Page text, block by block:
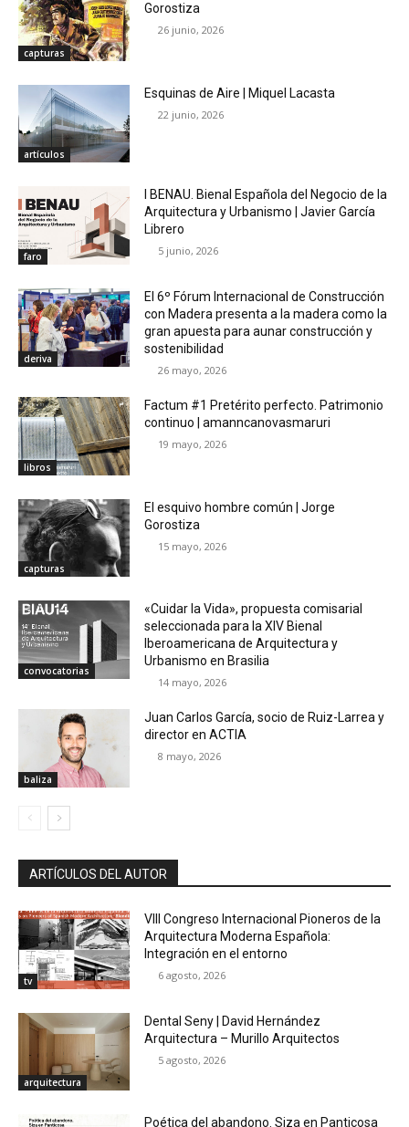
capturas
Gorostiza
26 junio, 2026
artículos
Esquinas de Aire | Miquel Lacasta
22 junio, 2026
faro
I BENAU. Bienal Española del Negocio de la
Arquitectura y Urbanismo | Javier García
Librero
5 junio, 2026
deriva
El 6º Fórum Internacional de Construcción
con Madera presenta a la madera como la
gran apuesta para aunar construcción y
sostenibilidad
26 mayo, 2026
libros
Factum #1 Pretérito perfecto. Patrimonio
continuo | amanncanovasmaruri
19 mayo, 2026
capturas
El esquivo hombre común | Jorge
Gorostiza
15 mayo, 2026
convocatorias
«Cuidar la Vida», propuesta comisarial
seleccionada para la XIV Bienal
Iberoamericana de Arquitectura y
Urbanismo en Brasilia
14 mayo, 2026
baliza
Juan Carlos García, socio de Ruiz-Larrea y
director en ACTIA
8 mayo, 2026
ARTÍCULOS DEL AUTOR
tv
VIII Congreso Internacional Pioneros de la
Arquitectura Moderna Española:
Integración en el entorno
6 agosto, 2026
arquitectura
Dental Seny | David Hernández
Arquitectura – Murillo Arquitectos
5 agosto, 2026
Poética del abandono. Siza en Panticosa